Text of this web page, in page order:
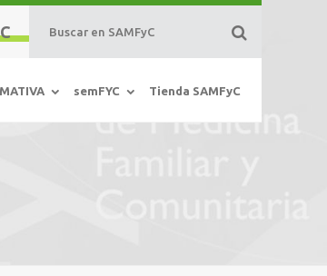
semFYC Tienda SAMFyC